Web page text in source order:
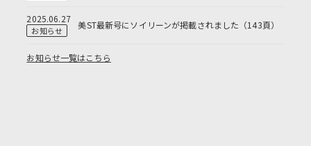
2025.06.27
お知らせ 美ST最新号にソイリーンが掲載されました（143頁）
お知らせ一覧はこちら